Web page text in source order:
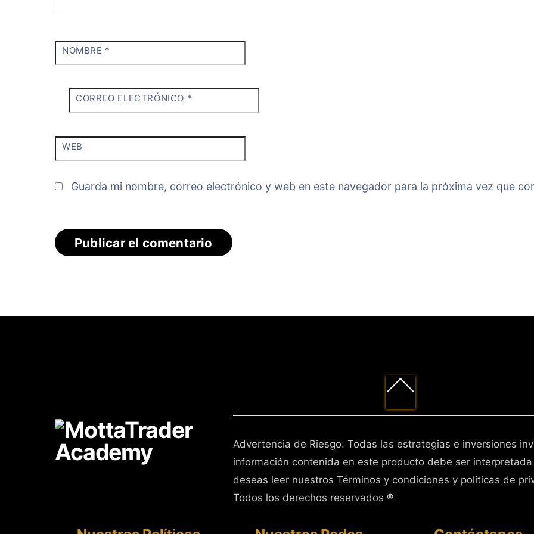
NOMBRE *
CORREO ELECTRÓNICO *
WEB
Guarda mi nombre, correo electrónico y web en este navegador para la próxima vez que
Back
To
Top
Advertencia de Riesgo: Todas las estrategias e inversiones
información contenida en este producto debe ser
deseas leer nuestros Términos y condiciones y políticas de
Todos los derechos reservados ®